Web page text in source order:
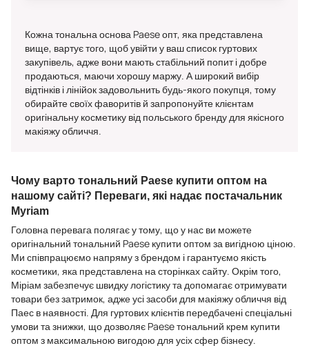
Кожна тональна основа Paese опт, яка представлена
вище, вартує того, щоб увійти у ваш список гуртових
закупівель, адже вони мають стабільний попит і добре
продаються, маючи хорошу маржу. А широкий вибір
відтінків і лінійок задовольнить будь-якого покупця, тому
обирайте своїх фаворитів й запропонуйте клієнтам
оригінальну косметику від польського бренду для якісного
макіяжу обличчя.
Чому варто тональний Paese купити оптом на
нашому сайті? Переваги, які надає постачальник
Myriam
Головна перевага полягає у тому, що у нас ви можете
оригінальний тональний Paese купити оптом за вигідною ціною.
Ми співпрацюємо напряму з брендом і гарантуємо якість
косметики, яка представлена на сторінках сайту. Окрім того,
Міріам забезпечує швидку логістику та допомагає отримувати
товари без затримок, адже усі засоби для макіяжу обличчя від
Паес в наявності. Для гуртових клієнтів передбачені спеціальні
умови та знижки, що дозволяє Paese тональний крем купити
оптом з максимальною вигодою для усіх сфер бізнесу.